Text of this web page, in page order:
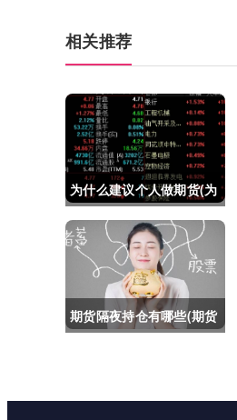
相关推荐
为什么建议个人做期货(为
什么建议个人做期货交易)
期货隔夜持仓有哪些(期货